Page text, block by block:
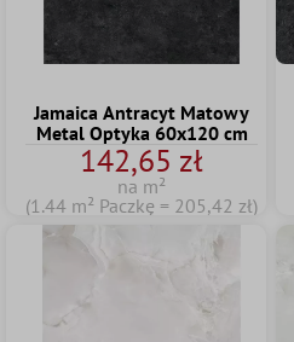
Jamaica Antracyt Matowy
Metal Optyka 60x120 cm
142,65 zł
na m²
(1.44 m² Paczkę = 205,42 zł)